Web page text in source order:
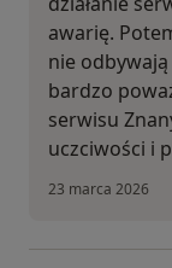
awarię.
nie
bardzo
serwisu
uczciwości i
23 marca 2026